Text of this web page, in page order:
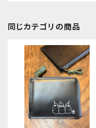
同じカテゴリの商品